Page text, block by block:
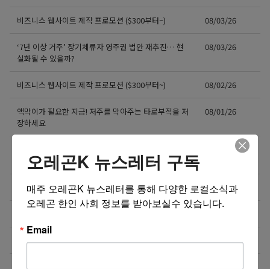
비즈니스 웹사이트 제작 프로모션 ($300부터~) 08/03/26
‘7년 이상 거주’ 장기체류자 영주권 법안 재추진… 현
실화될 수 있을까?
08/03/26
비즈니스 웹사이트 제작 프로모션 ($300부터~) 08/02/26
액막이가 필요한 지금! 저주를 막아주는 타로부적을 저
장하세요
08/01/26
온라인 강의
08/01/26
미국 전역 한국식 바닥난방 시공 차콜온돌 08/01/26
4050 해외 한인 소통방 입니다. 08/01/26
오레곤K 뉴스레터 구독
매주 오레곤K 뉴스레터를 통해 다양한 로컬소식과
오레곤 한인 사회 정보를 받아보실수 있습니다.
Email